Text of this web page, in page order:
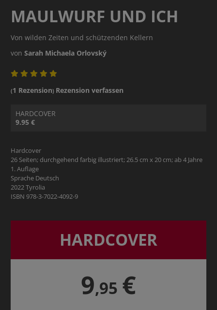
MAULWURF UND ICH
Von wilden Zeiten und schützenden Kellern
vonSarah Michaela Orlovský
(1 Rezension) Rezension verfassen
HARDCOVER
9.95 €
Hardcover
26 Seiten; durchgehend farbig illustriert; 26.5 cm x 20 cm; ab 4 Jahre
1. Auflage
Sprache Deutsch
2022 Tyrolia
ISBN 978-3-7022-4092-9
HARDCOVER
9,95 €